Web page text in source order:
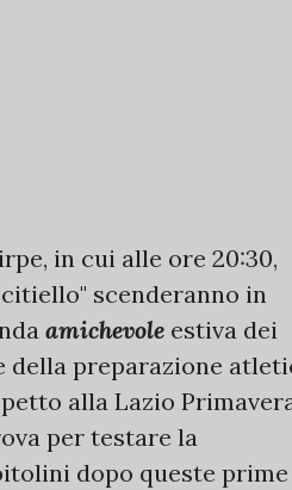
in cui alle ore 20:30,
scenderanno in
amichevole estiva dei
della preparazione
alla Lazio
per testare la
dopo queste prime